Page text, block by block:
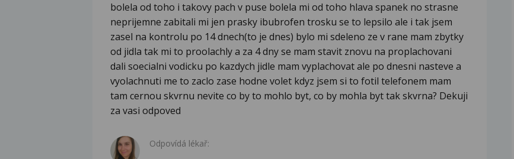
bolela od toho i takovy pach v puse bolela mi od toho hlava spanek no strasne
neprijemne zabitali mi jen prasky ibubrofen trosku se to lepsilo ale i tak jsem
zasel na kontrolu po 14 dnech(to je dnes) bylo mi sdeleno ze v rane mam zbytky
od jidla tak mi to proolachly a za 4 dny se mam stavit znovu na proplachovani
dali soecialni vodicku po kazdych jidle mam vyplachovat ale po dnesni nasteve a
vyolachnuti me to zaclo zase hodne volet kdyz jsem si to fotil telefonem mam
tam cernou skvrnu nevite co by to mohlo byt, co by mohla byt tak skvrna? Dekuji
za vasi odpoved
Odpovídá lékař: